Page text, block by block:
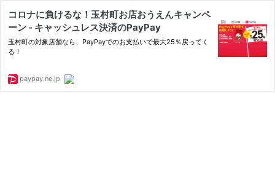
コロナに負けるな！玉村町お店おうえんキャンペ
ーン - キャッシュレス決済のPayPay
玉村町の対象店舗なら、PayPayでのお支払いで最大25％戻ってく
る！
paypay.ne.jp